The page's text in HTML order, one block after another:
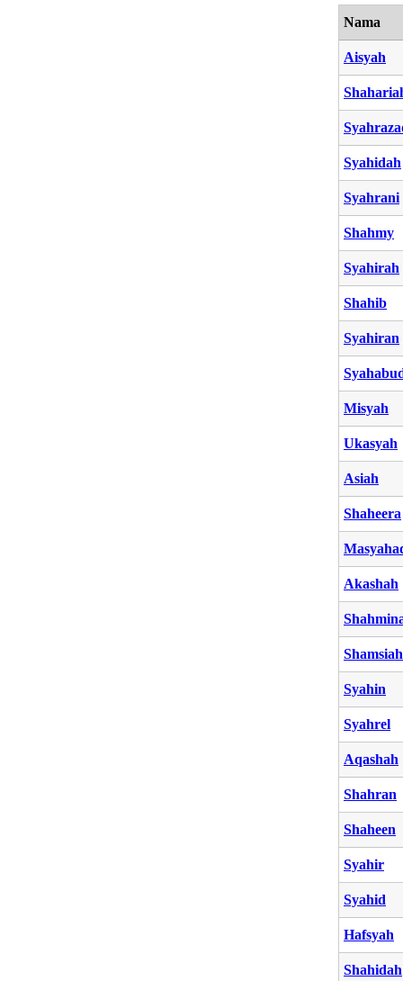
Nama
Aisyah
Syahidah
Syahrani
Shahmy
Syahirah
Shahib
Syahiran
Misyah
Ukasyah
Asiah
Shaheera
Akashah
Shamsiah
Syahin
Syahrel
Aqashah
Shahran
Shaheen
Syahir
Syahid
Hafsyah
Shahidah